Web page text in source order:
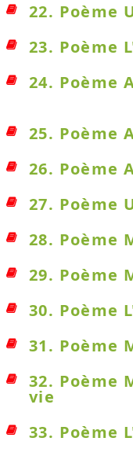
22. Poème
23. Poème
24. Poème
25. Poème
26. Poème
27. Poème
28. Poème
29. Poème
30. Poème
31. Poème
32. Poème
vie
33. Poème